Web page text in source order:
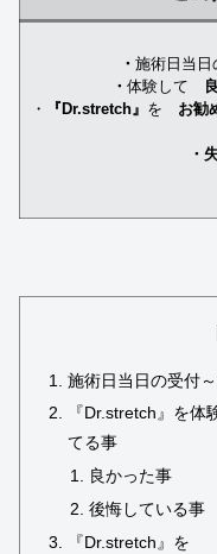
・ 施術日当日
・ 体験して
・
『Dr.stretch』 を お勧
・
施術日当日の受付
『Dr.stretch』
てる事
良かった事
後悔している事
『Dr.stretch』